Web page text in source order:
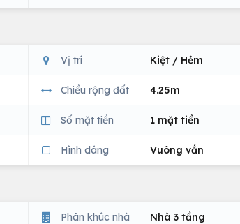
Vị trí Kiệt / Hẻm
Chiều rộng đất 4.25m
Số mặt tiền 1 mặt tiền
Hình dáng Vuông vắn
Phân khúc nhà Nhà 3 tầng